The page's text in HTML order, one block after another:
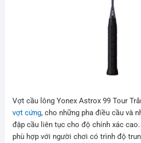
Vợt cầu lông Yonex Astrox 99 Tour
vợt cứng, cho những pha điều cầu và
đập cầu liên tục cho độ chính xác
phù hợp với người chơi có trình độ